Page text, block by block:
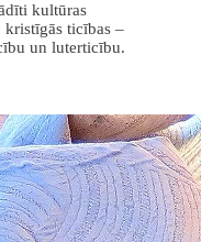
kultūras
ticības –
un luterticību.